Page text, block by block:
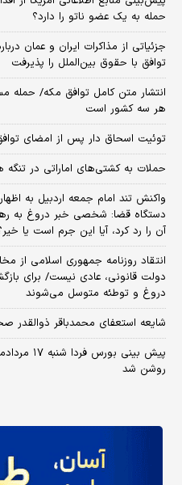
حمله به یک عضو ناتو را دارد؟
جزئیاتی از مذاکرات ایران و عمان
توافق با حقوق بین‌الملل را پذیرفت
انتشار متن کامل توافق مکه/ حمله
هر سه کشور است
توئیت اسحاق دار پس از امضای
حملات به کشتی‌های اماراتی در تنگه
واکنش تند امام جمعه اردبیل به
دستگاه قضا: شخصی خبر دروغ به
آن را رد کرد، آیا این جرم است یا
انتقاد روزنامه جمهوری اسلامی
دولت قانونی، عادی نیست/ برای
دروغ و توطئه متوسل می‌شوند
شایعه استعفای محمدباقر ذوالقدر
روشن شد